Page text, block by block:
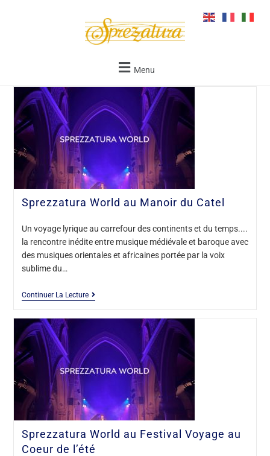
Menu
Sprezzatura World au Manoir du Catel
Un voyage lyrique au carrefour des continents et du temps....
la rencontre inédite entre musique médiévale et baroque avec
des musiques orientales et africaines portée par la voix
sublime du…
Continuer La Lecture
Sprezzatura World au Festival Voyage au
Coeur de l’été